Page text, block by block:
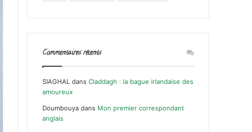
Commentaires récents
SIAGHAL dansCladdagh : la bague irlandaise des
amoureux
Doumbouya dans Mon premier correspondant
anglais